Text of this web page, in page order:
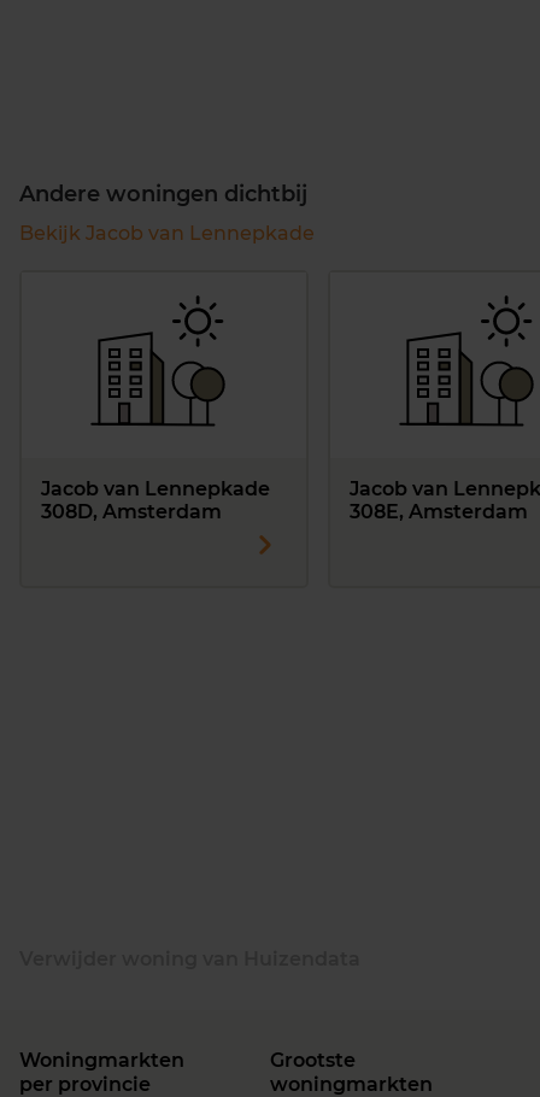
Andere woningen dichtbij
Bekijk Jacob van Lennepkade
Jacob van Lennepkade
308D, Amsterdam
Jacob van
308E, Amsterdam
Woningmarkten
per provincie
Grootste
woningmarkten